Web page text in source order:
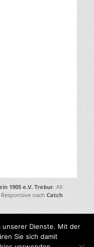
1905 e.V. Trebur. All
nach Catch
Dienste. Mit der
Sie sich damit